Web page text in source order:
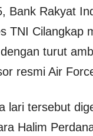
Bank Rakyat
TNI Cilangkap
turut
resmi Air
lari tersebut
Halim